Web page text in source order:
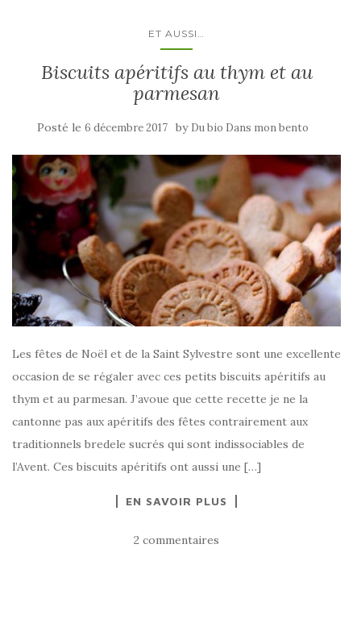
ET AUSSI…
Biscuits apéritifs au thym et au
parmesan
Posté le 6 décembre 2017 by Du bio Dans mon bento
Les fêtes de Noël et de la Saint Sylvestre sont une excellente
occasion de se régaler avec ces petits biscuits apéritifs au
thym et au parmesan. J’avoue que cette recette je ne la
cantonne pas aux apéritifs des fêtes contrairement aux
traditionnels bredele sucrés qui sont indissociables de
l’Avent. Ces biscuits apéritifs ont aussi une […]
EN SAVOIR PLUS
2 commentaires